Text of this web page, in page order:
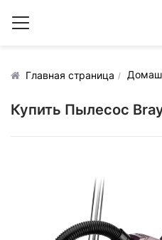
Главная страница
Купить Пылесос